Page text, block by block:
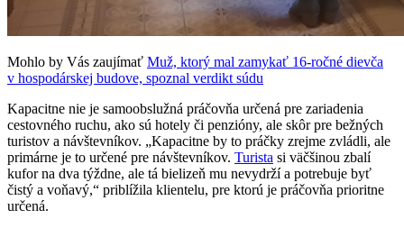
Mohlo by Vás zaujímať Muž, ktorý mal zamykať 16-ročné dievča
v hospodárskej budove, spoznal verdikt súdu
Kapacitne nie je samoobslužná práčovňa určená pre zariadenia
cestovného ruchu, ako sú hotely či penzióny, ale skôr pre bežných
turistov a návštevníkov. „Kapacitne by to práčky zrejme zvládli, ale
primárne je to určené pre návštevníkov. Turista si väčšinou zbalí
kufor na dva týždne, ale tá bielizeň mu nevydrží a potrebuje byť
čistý a voňavý,“ priblížila klientelu, pre ktorú je práčovňa prioritne
určená.